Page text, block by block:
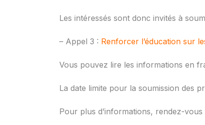
Les intéressés sont donc invités à
– Appel 3 : Renforcer l’éducation sur
Vous pouvez lire les informations en
La date limite pour la soumission des
Pour plus d’informations, rendez-vous